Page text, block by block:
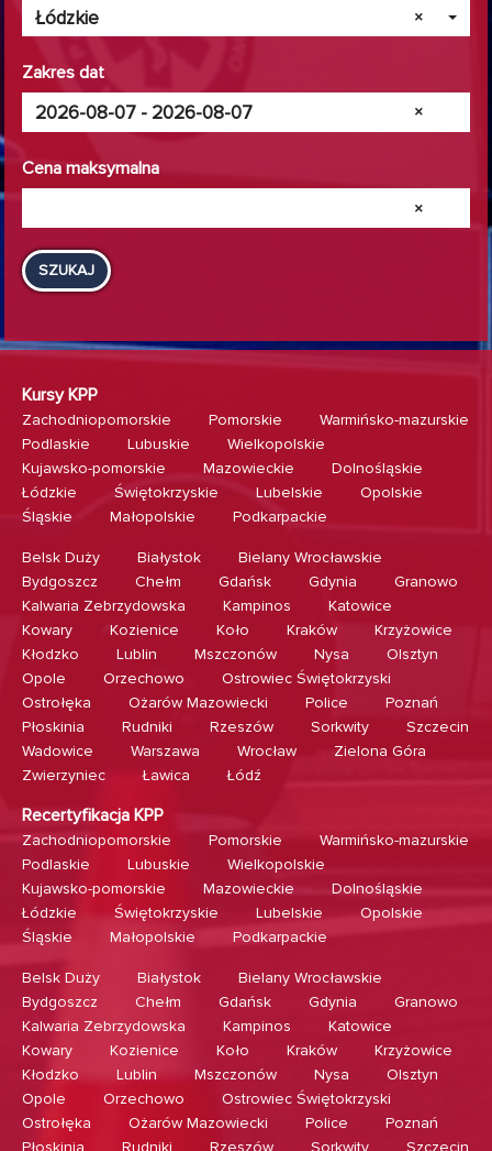
×
Łódzkie
Zakres dat
×
Cena maksymalna
×
SZUKAJ
Kursy KPP
Zachodniopomorskie Pomorskie
Warmińsko-mazurskie
Podlaskie
Lubuskie
Wielkopolskie
Kujawsko-pomorskie
Mazowieckie
Dolnośląskie
Łódzkie
Świętokrzyskie Lubelskie
Opolskie
Śląskie
Małopolskie Podkarpackie
Belsk Duży Białystok
Bielany Wrocławskie
Bydgoszcz
Chełm Gdańsk Gdynia
Granowo
Kalwaria Zebrzydowska
Kampinos
Katowice
Kowary
Kozienice Koło Kraków
Krzyżowice
Kłodzko
Lublin Mszczonów Nysa
Olsztyn
Opole
Orzechowo
Ostrowiec Świętokrzyski
Ostrołęka
Ożarów Mazowiecki Police
Poznań
Płoskinia
Rudniki Rzeszów Sorkwity
Szczecin
Wadowice
Warszawa Wrocław
Zielona Góra
Zwierzyniec
Ławica Łódź
Recertyfikacja KPP
Zachodniopomorskie Pomorskie
Warmińsko-mazurskie
Podlaskie
Lubuskie
Wielkopolskie
Kujawsko-pomorskie
Mazowieckie
Dolnośląskie
Łódzkie
Świętokrzyskie Lubelskie
Opolskie
Śląskie
Małopolskie Podkarpackie
Belsk Duży Białystok
Bielany Wrocławskie
Bydgoszcz
Chełm Gdańsk Gdynia
Granowo
Kalwaria Zebrzydowska
Kampinos
Katowice
Kowary
Kozienice Koło Kraków
Krzyżowice
Kłodzko
Lublin Mszczonów Nysa
Olsztyn
Opole
Orzechowo
Ostrowiec Świętokrzyski
Ostrołęka
Ożarów Mazowiecki Police
Poznań